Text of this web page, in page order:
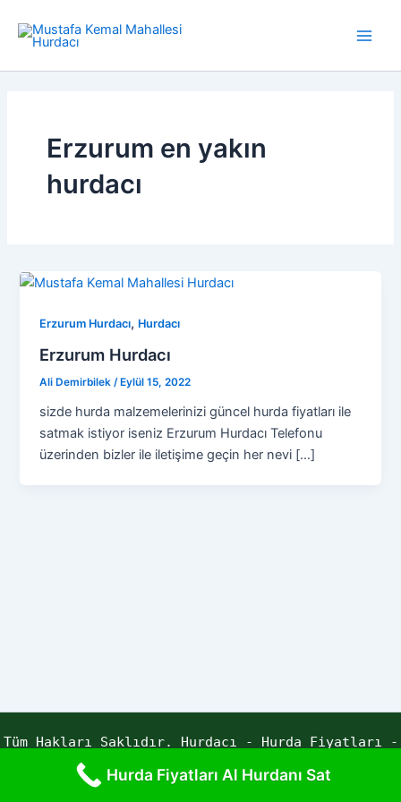
atla
Erzurum en yakın
hurdacı
Erzurum Hurdacı, Hurdacı
Erzurum Hurdacı
Ali Demirbilek/ Eylül 15, 2022
sizde hurda malzemelerinizi güncel hurda fiyatları ile
satmak istiyor iseniz Erzurum Hurdacı Telefonu
üzerinden bizler ile iletişime geçin her nevi […]
Tüm Hakları Saklıdır. Hurdacı - Hurda Fiyatları -
Yaren Hurda | Powered by ECE YAZILIM
Hurda Fiyatları Al Hurdanı Sat